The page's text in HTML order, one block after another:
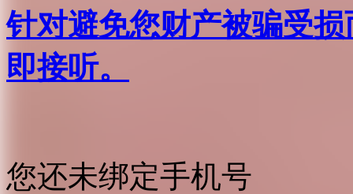
针对避免您财产被骗受
即接听。
您还未绑定手机号